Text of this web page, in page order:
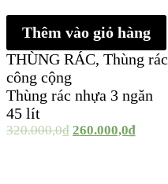
Thêm vào giỏ hàng
THÙNG RÁC, Thùng rác
công cộng
Thùng rác nhựa 3 ngăn
45 lít
320.000,0₫ 260.000,0₫